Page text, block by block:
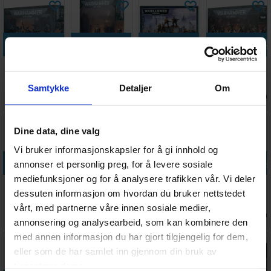
Samtykke Detaljer Om
Dine data, dine valg
Vi bruker informasjonskapsler for å gi innhold og
annonser et personlig preg, for å levere sosiale
mediefunksjoner og for å analysere trafikken vår. Vi deler
dessuten informasjon om hvordan du bruker nettstedet
vårt, med partnerne våre innen sosiale medier,
annonsering og analysearbeid, som kan kombinere den
med annen informasjon du har gjort tilgjengelig for dem,
eller som de har samlet inn gjennom din bruk av
Legg i handlekurven
Tempestus
Scions
Antall på
lager:12
Commissar
Legg i handlekurven
Catachan
Legg i
Astra
Death Riders
Antall på
Legg i handlekurven
Warhammer
40K Core
Rules
190,-Ventes inn
31.08.2026
Legg i handlekurven
Yarrick The
Omnibus
(Paperback)
178,- Antall på
lager:8
Legg i handlekurven
Astra
Militarum
Chimera
445,- Antall på
lager:7
Legg i
The Fall of
Cadia
119,- Antall på
lager: